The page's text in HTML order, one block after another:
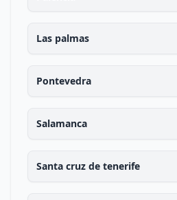
Las palmas
Pontevedra
Salamanca
Santa cruz de tenerife